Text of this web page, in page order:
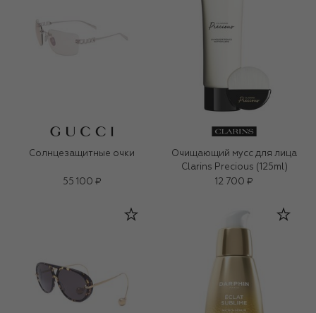
Солнцезащитные очки
55 100 ₽
Очищающий мусс для лица
Clarins Precious (125ml)
12 700 ₽